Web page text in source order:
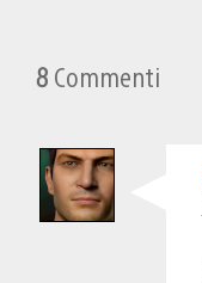
8 Commenti